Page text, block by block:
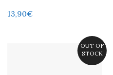
13,90€
OUT OF
STOCK